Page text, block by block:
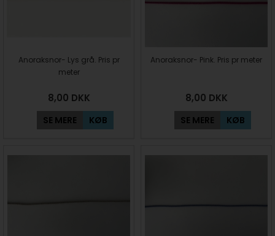
Anoraksnor- Lys grå. Pris pr
meter
8,00 DKK
SE MERE KØB
Anoraksnor- Pink. Pris pr meter
8,00 DKK
SE MERE KØB